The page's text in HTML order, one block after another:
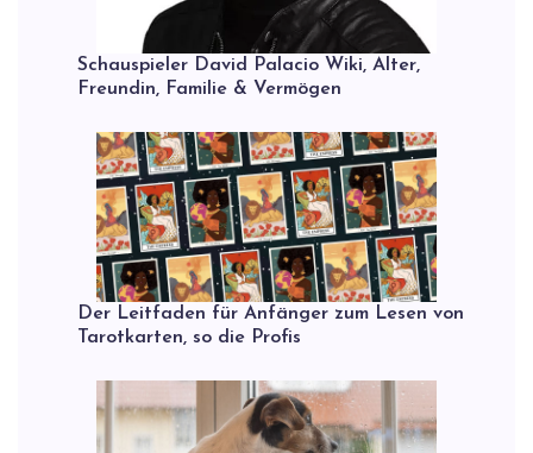
Schauspieler David Palacio Wiki, Alter,
Freundin, Familie & Vermögen
Der Leitfaden für Anfänger zum Lesen von
Tarotkarten, so die Profis